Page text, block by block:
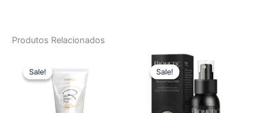
Produtos Relacionados
Sale!
Sale! Sale!
Sale!